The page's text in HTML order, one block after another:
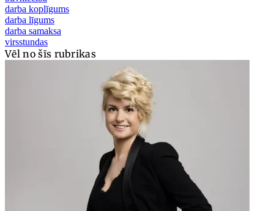
darba koplīgums
darba līgums
darba samaksa
virsstundas
Vēl no šīs rubrikas